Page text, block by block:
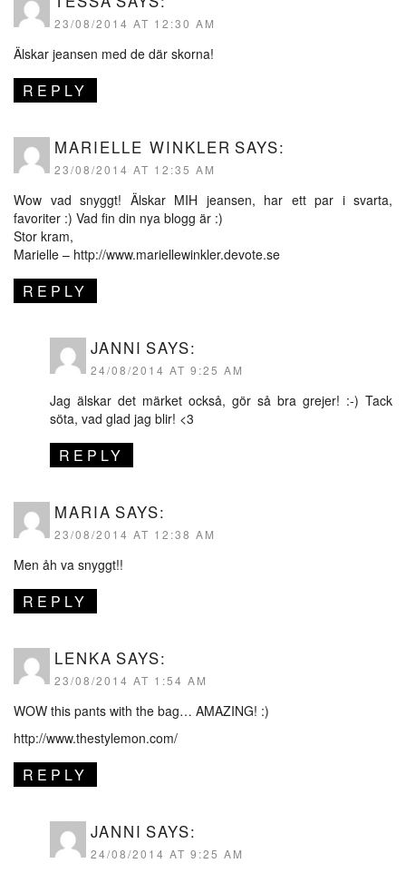
23/08/2014 AT 12:30 AM
Älskar jeansen med de där skorna!
REPLY
MARIELLE WINKLER SAYS:
23/08/2014 AT 12:35 AM
Wow vad snyggt! Älskar MIH jeansen, har ett par i svarta,
favoriter :) Vad fin din nya blogg är :)
Stor kram,
Marielle – http://www.mariellewinkler.devote.se
REPLY
JANNI SAYS:
24/08/2014 AT 9:25 AM
Jag älskar det märket också, gör så bra grejer! :-) Tack
söta, vad glad jag blir! <3
REPLY
MARIA SAYS:
23/08/2014 AT 12:38 AM
Men åh va snyggt!!
REPLY
LENKA SAYS:
23/08/2014 AT 1:54 AM
WOW this pants with the bag… AMAZING! :)
http://www.thestylemon.com/
REPLY
JANNI SAYS:
24/08/2014 AT 9:25 AM